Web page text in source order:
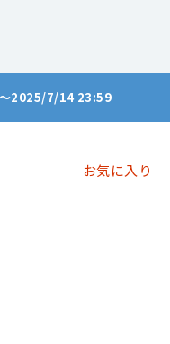
2025/7/14 23:59
お気に入り